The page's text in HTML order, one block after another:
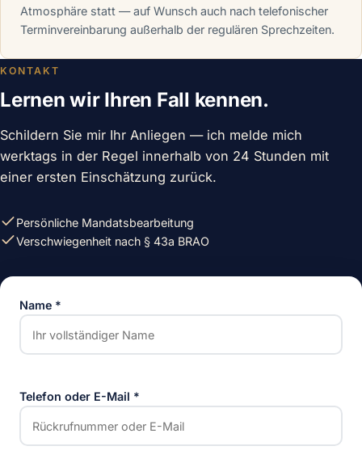
Atmosphäre statt — auf Wunsch auch nach telefonischer
Terminvereinbarung außerhalb der regulären Sprechzeiten.
KONTAKT
Lernen wir Ihren Fall kennen.
Schildern Sie mir Ihr Anliegen — ich melde mich
werktags in der Regel innerhalb von 24 Stunden mit
einer ersten Einschätzung zurück.
Persönliche Mandatsbearbeitung
Verschwiegenheit nach § 43a BRAO
Name *
Telefon oder E-Mail *